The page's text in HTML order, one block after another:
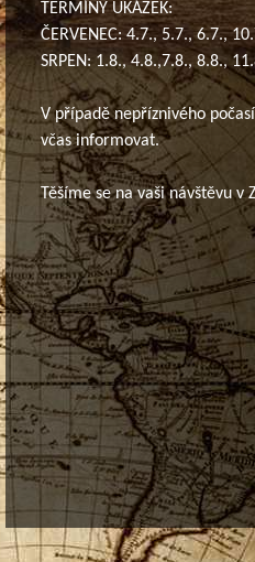
TERMÍNY UKÁZEK:
ČERVENEC: 4.7., 5.7., 6.7.,
SRPEN: 1.8., 4.8.,7.8., 8.8.,
V případě nepříznivého
včas informovat.
Těšíme se na vaši návštěvu v